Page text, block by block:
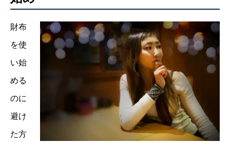
財布
を使
い始
める
のに
避け
た方